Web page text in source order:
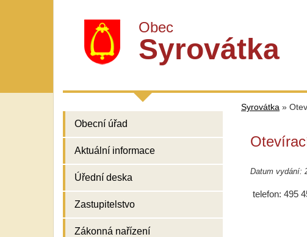
Obec
Syrovátka
Obecní úřad
Aktuální informace
Úřední deska
Zastupitelstvo
Zákonná nařízení
Syrovátka »
Datum vydání:
telefon: 495